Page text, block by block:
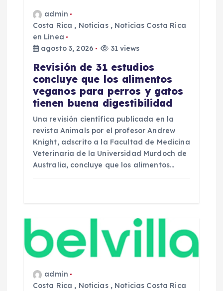
admin
Costa Rica , Noticias, Noticias Costa Rica
en Línea
agosto 3, 2026
31 views
Revisión de 31 estudios
concluye que los alimentos
veganos para perros y gatos
tienen buena digestibilidad
Una revisión científica publicada en la
revista Animals por el profesor Andrew
Knight, adscrito a la Facultad de Medicina
Veterinaria de la Universidad Murdoch de
Australia, concluye que los alimentos…
admin
Costa Rica , Noticias, Noticias Costa Rica